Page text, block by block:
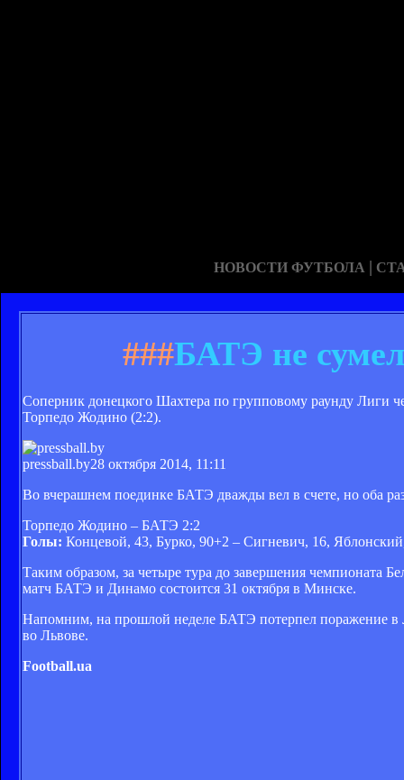
НОВОСТИ ФУТБОЛА |
###БАТЭ не
Соперник донецкого Шахтера по групповому раунду Лиги
Торпедо Жодино (2:2).
pressball.by28 октября 2014, 11:11
Во вчерашнем поединке БАТЭ дважды вел в счете, но оба
Торпедо Жодино – БАТЭ 2:2
Голы: Концевой, 43, Бурко, 90+2 – Сигневич, 16,
Таким образом, за четыре тура до завершения чемпионата
матч БАТЭ и Динамо состоится 31 октября в Минске.
Напомним, на прошлой неделе БАТЭ потерпел поражение в
во Львове.
Football.ua